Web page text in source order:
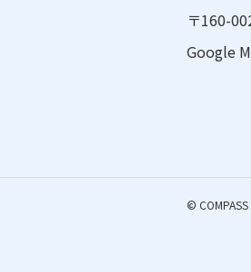
〒160-
Google
© COMPASS